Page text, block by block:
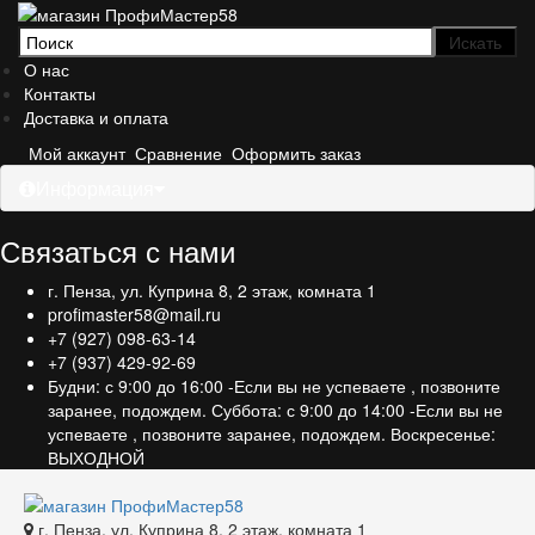
О нас
Контакты
Доставка и оплата
Мой аккаунт Сравнение Оформить заказ
Связаться с нами
г. Пенза, ул. Куприна 8, 2 этаж, комната 1
profimaster58@mail.ru
+7 (927) 098-63-14
+7 (937) 429-92-69
Будни: с 9:00 до 16:00 -Если вы не успеваете , позвоните
заранее, подождем. Суббота: с 9:00 до 14:00 -Если вы не
успеваете , позвоните заранее, подождем. Воскресенье:
ВЫХОДНОЙ
г. Пенза, ул. Куприна 8, 2 этаж, комната 1